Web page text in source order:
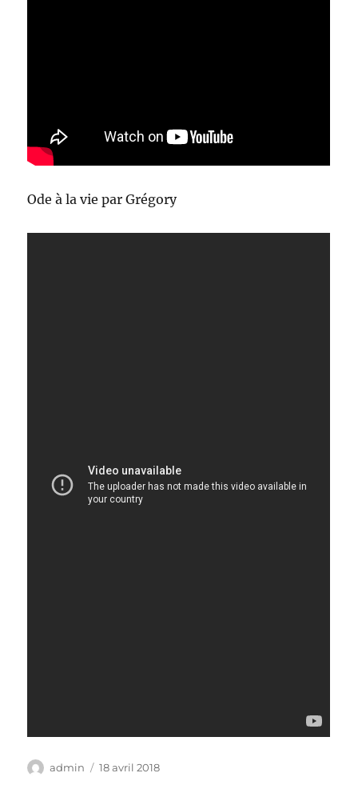
Ode à la vie par Grégory
Auteur
admin
Publié
18 avril 2018